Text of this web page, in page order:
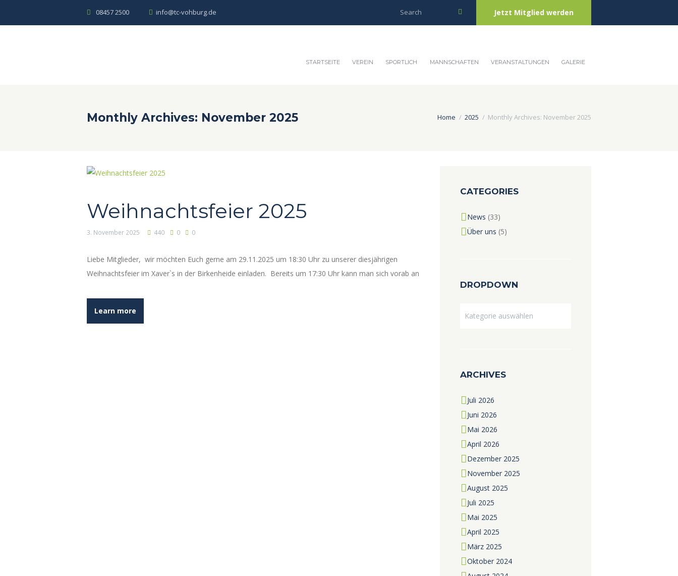
08457 2500 info@tc-vohburg.de Jetzt Mitglied werden
STARTSEITE VEREIN SPORTLICH MANNSCHAFTEN VERANSTALTUNGEN GALERIE
Monthly Archives: November 2025 Home 2025 Monthly Archives: November 2025
Weihnachtsfeier 2025
3. November 2025 440 0 0
Liebe Mitglieder, wir möchten Euch gerne am 29.11.2025 um 18:30 Uhr zu unserer diesjährigen
Weihnachtsfeier im Xaver`s in der Birkenheide einladen. Bereits um 17:30 Uhr kann man sich vorab an
Learn more
CATEGORIES
News (33)
Über uns (5)
DROPDOWN
ARCHIVES
Juli 2026
Juni 2026
Mai 2026
April 2026
Dezember 2025
November 2025
August 2025
Juli 2025
Mai 2025
April 2025
März 2025
Oktober 2024